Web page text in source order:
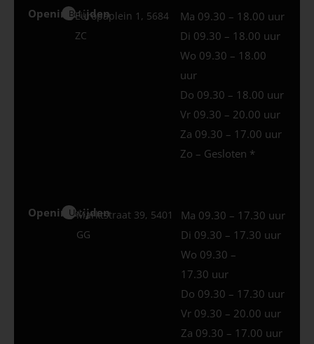
Openingstijden
Best
Europaplein 1, 5684
ZC
Ma 09.30 – 18.00 uur
Di 09.30 – 18.00 uur
Wo 09.30 – 18.00
uur
Do 09.30 – 18.00 uur
Vr 09.30 – 20.00 uur
Za 09.30 – 17.00 uur
Zo – Gesloten *
Openingstijden
Uden
Marktstraat 39, 5401
GG
Ma 09.30 – 17.30 uur
Di 09.30 – 17.30 uur
Wo 09.30 –
17.30 uur
Do 09.30 – 17.30 uur
Vr 09.30 – 20.00 uur
Za 09.30 – 17.00 uur